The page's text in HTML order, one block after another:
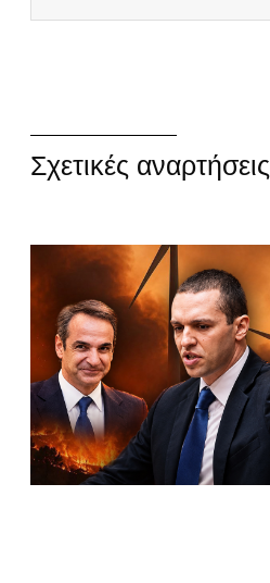
Σχετικές αναρτήσεις